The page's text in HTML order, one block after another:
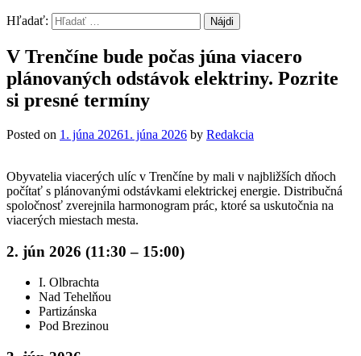
Hľadať:
V Trenčíne bude počas júna viacero
plánovaných odstávok elektriny. Pozrite
si presné termíny
Posted on 1. júna 20261. júna 2026 by Redakcia
Obyvatelia viacerých ulíc v Trenčíne by mali v najbližších dňoch
počítať s plánovanými odstávkami elektrickej energie. Distribučná
spoločnosť zverejnila harmonogram prác, ktoré sa uskutočnia na
viacerých miestach mesta.
2. jún 2026 (11:30 – 15:00)
I. Olbrachta
Nad Tehelňou
Partizánska
Pod Brezinou